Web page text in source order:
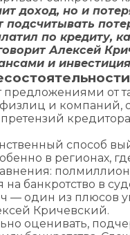
доход, но и
подсчитывать
по кредиту,
Алексей
и
предложениями от
и компаний,
способ
в регионах,
банкротство в
— один из плюсов
Кричевский.
оценивать,